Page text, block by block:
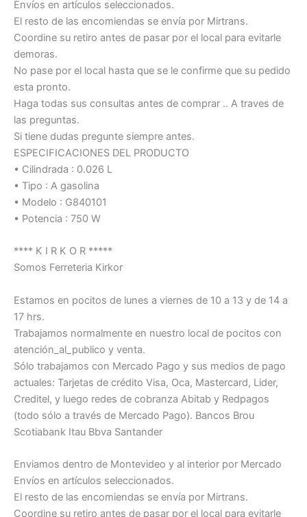
Envíos en artículos seleccionados.
El resto de las encomiendas se envía por Mirtrans.
Coordine su retiro antes de pasar por el local para evitarle
demoras.
No pase por el local hasta que se le confirme que su pedido
esta pronto.
Haga todas sus consultas antes de comprar .. A traves de
las preguntas.
Si tiene dudas pregunte siempre antes.
ESPECIFICACIONES DEL PRODUCTO
• Cilindrada : 0.026 L
• Tipo : A gasolina
• Modelo : G840101
• Potencia : 750 W
**** K I R K O R *****
Somos Ferreteria Kirkor
Estamos en pocitos de lunes a viernes de 10 a 13 y de 14 a
17 hrs.
Trabajamos normalmente en nuestro local de pocitos con
atención_al_publico y venta.
Sólo trabajamos con Mercado Pago y sus medios de pago
actuales: Tarjetas de crédito Visa, Oca, Mastercard, Lider,
Creditel, y luego redes de cobranza Abitab y Redpagos
(todo sólo a través de Mercado Pago). Bancos Brou
Scotiabank Itau Bbva Santander
Enviamos dentro de Montevideo y al interior por Mercado
Envíos en artículos seleccionados.
El resto de las encomiendas se envía por Mirtrans.
Coordine su retiro antes de pasar por el local para evitarle